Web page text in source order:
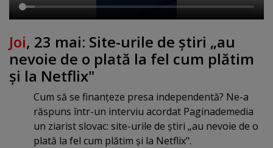
Joi, 23 mai: Site-urile de ştiri „au
nevoie de o plată la fel cum plătim
şi la Netflix"
Cum să se finanţeze presa independentă? Ne-a
răspuns într-un interviu acordat Paginademedia
un ziarist slovac: site-urile de ştiri „au nevoie de o
plată la fel cum plătim şi la Netflix".